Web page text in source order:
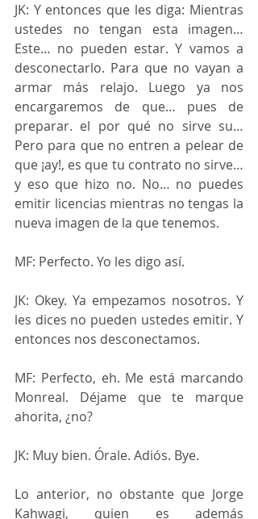
JK: Y entonces que les diga: Mientras
ustedes no tengan esta imagen…
Este… no pueden estar. Y vamos a
desconectarlo. Para que no vayan a
armar más relajo. Luego ya nos
encargaremos de que… pues de
preparar. el por qué no sirve su…
Pero para que no entren a pelear de
que ¡ay!, es que tu contrato no sirve…
y eso que hizo no. No… no puedes
emitir licencias mientras no tengas la
nueva imagen de la que tenemos.
MF: Perfecto. Yo les digo así.
JK: Okey. Ya empezamos nosotros. Y
les dices no pueden ustedes emitir. Y
entonces nos desconectamos.
MF: Perfecto, eh. Me está marcando
Monreal. Déjame que te marque
ahorita, ¿no?
JK: Muy bien. Órale. Adiós. Bye.
Lo anterior, no obstante que Jorge
Kahwagi, quien es además